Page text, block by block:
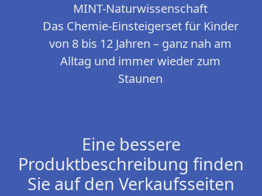
MINT-Naturwissenschaft
Das Chemie-Einsteigerset für Kinder
von 8 bis 12 Jahren – ganz nah am
Alltag und immer wieder zum
Staunen
Eine bessere
Produktbeschreibung finden
Sie auf den Verkaufsseiten